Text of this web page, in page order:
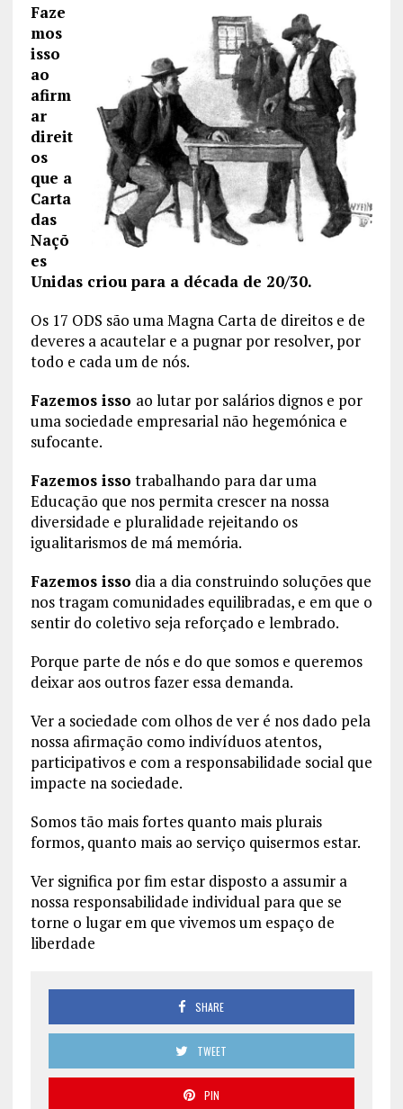
Faze
mos
isso
ao
afirm
ar
direit
os
que a
Carta
das
Naçõ
es
Unidas criou para a década de 20/30.
Os 17 ODS são uma Magna Carta de direitos e de
deveres a acautelar e a pugnar por resolver, por
todo e cada um de nós.
Fazemos isso ao lutar por salários dignos e por
uma sociedade empresarial não hegemónica e
sufocante.
Fazemos isso trabalhando para dar uma
Educação que nos permita crescer na nossa
diversidade e pluralidade rejeitando os
igualitarismos de má memória.
Fazemos isso dia a dia construindo soluções que
nos tragam comunidades equilibradas, e em que o
sentir do coletivo seja reforçado e lembrado.
Porque parte de nós e do que somos e queremos
deixar aos outros fazer essa demanda.
Ver a sociedade com olhos de ver é nos dado pela
nossa afirmação como indivíduos atentos,
participativos e com a responsabilidade social que
impacte na sociedade.
Somos tão mais fortes quanto mais plurais
formos, quanto mais ao serviço quisermos estar.
Ver significa por fim estar disposto a assumir a
nossa responsabilidade individual para que se
torne o lugar em que vivemos um espaço de
liberdade
SHARE
TWEET
PIN